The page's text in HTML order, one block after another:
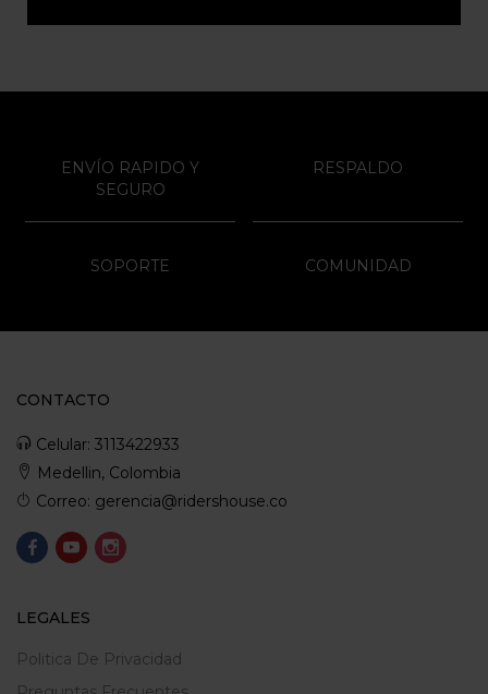
ENVÍO RAPIDO Y
SEGURO
RESPALDO
SOPORTE COMUNIDAD
CONTACTO
Celular: 3113422933
Medellin, Colombia
Correo: gerencia@ridershouse.co
LEGALES
Politica De Privacidad